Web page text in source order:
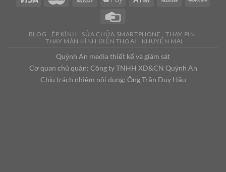
BLOG ÉP KÍNH SỬA CHỮA SMARTPHONE
THAY PIN
THAY MÀN HÌNH ĐIỆN THOẠI
KHUYẾN MẠI
Quỳnh An media thiết kế và giám sát
Cơ quan chủ quản: Công ty TNHH XD&CN Quỳnh An
Chịu trách nhiệm nội dung: Ông Trần Duy Hậu